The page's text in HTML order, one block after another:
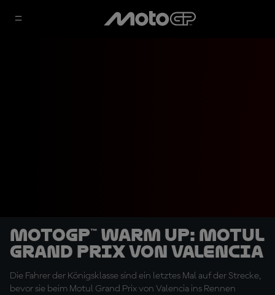
MotoGP™ Warm Up: Motul
Grand Prix von Valencia
Die Fahrer der Königsklasse sind ein letztes Mal auf der Strecke,
bevor sie beim Motul Grand Prix von Valencia ins Rennen